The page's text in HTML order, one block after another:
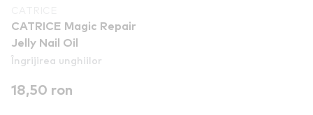
CATRICE Magic Repair
Jelly Nail Oil
Îngrijirea unghiilor
18,50 ron